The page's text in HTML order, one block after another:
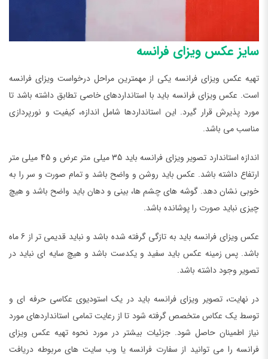
سایز عکس ویزای فرانسه
تهیه عکس ویزای فرانسه یکی از مهمترین مراحل درخواست ویزای فرانسه
است. عکس ویزای فرانسه باید با استانداردهای خاصی تطابق داشته باشد تا
مورد پذیرش قرار گیرد. این استانداردها شامل اندازه، کیفیت و نورپردازی
مناسب می باشد.
اندازه استاندارد تصویر ویزای فرانسه باید 35 میلی متر عرض و 45 میلی متر
ارتفاع داشته باشد. عکس باید روشن و واضح باشد و تمام صورت و سر را به
خوبی نشان دهد. گوشه های چشم ها، بینی و دهان باید واضح باشد و هیچ
چیزی نباید صورت را پوشانده باشد.
عکس ویزای فرانسه باید به تازگی گرفته شده باشد و نباید قدیمی تر از 6 ماه
باشد. پس زمینه عکس باید سفید و یکدست باشد و هیچ سایه ای نباید در
تصویر وجود داشته باشد.
در نهایت، تصویر ویزای فرانسه باید در یک استودیوی عکاسی حرفه ای و
توسط یک عکاس متخصص گرفته شود تا از رعایت تمامی استانداردهای مورد
نیاز اطمینان حاصل شود. جزئیات بیشتر در مورد نحوه تهیه عکس ویزای
فرانسه را می توانید از سفارت فرانسه یا وب سایت های مربوطه دریافت